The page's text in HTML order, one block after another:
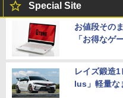
Special Site
お値段その
「お得なゲ
レイズ鍛造
lus」軽量な